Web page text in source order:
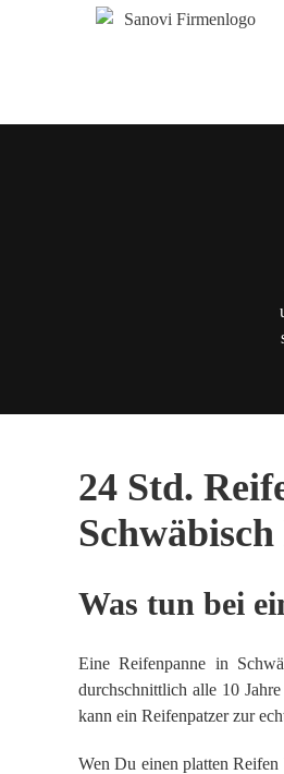
24 Std.
Was tun bei
Eine Reifenpanne in
durchschnittlich alle 10
kann ein Reifenpatzer zur
Wen Du einen platten